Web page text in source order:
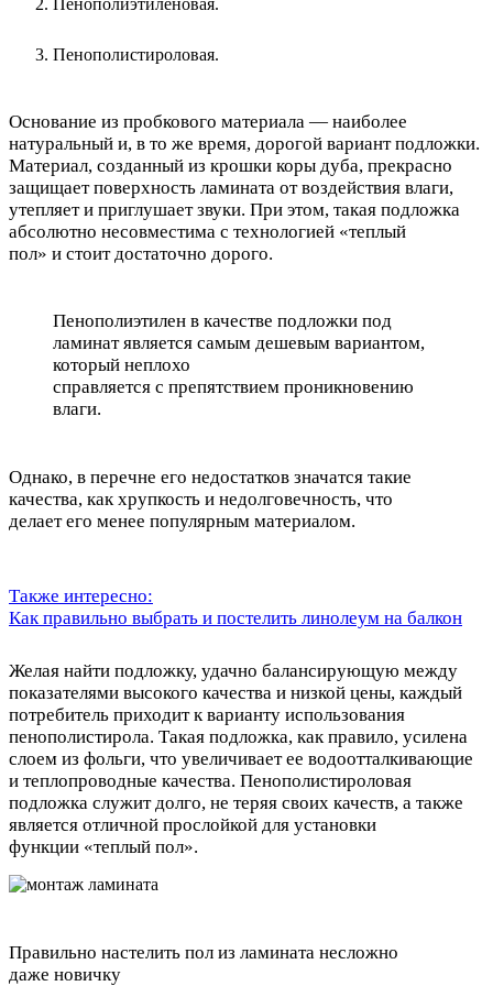
Пенополиэтиленовая.
Пенополистироловая.
Основание из пробкового материала — наиболее
натуральный и, в то же время, дорогой вариант подложки.
Материал, созданный из крошки коры дуба, прекрасно
защищает поверхность ламината от воздействия влаги,
утепляет и приглушает звуки. При этом, такая подложка
абсолютно несовместима с технологией «теплый
пол» и стоит достаточно дорого.
Пенополиэтилен в качестве подложки под
ламинат является самым дешевым вариантом,
который неплохо
справляется с препятствием проникновению
влаги.
Однако, в перечне его недостатков значатся такие
качества, как хрупкость и недолговечность, что
делает его менее популярным материалом.
Также интересно:
Как правильно выбрать и постелить линолеум на балкон
Желая найти подложку, удачно балансирующую между
показателями высокого качества и низкой цены, каждый
потребитель приходит к варианту использования
пенополистирола. Такая подложка, как правило, усилена
слоем из фольги, что увеличивает ее водоотталкивающие
и теплопроводные качества. Пенополистироловая
подложка служит долго, не теряя своих качеств, а также
является отличной прослойкой для установки
функции «теплый пол».
Правильно настелить пол из ламината несложно
даже новичку